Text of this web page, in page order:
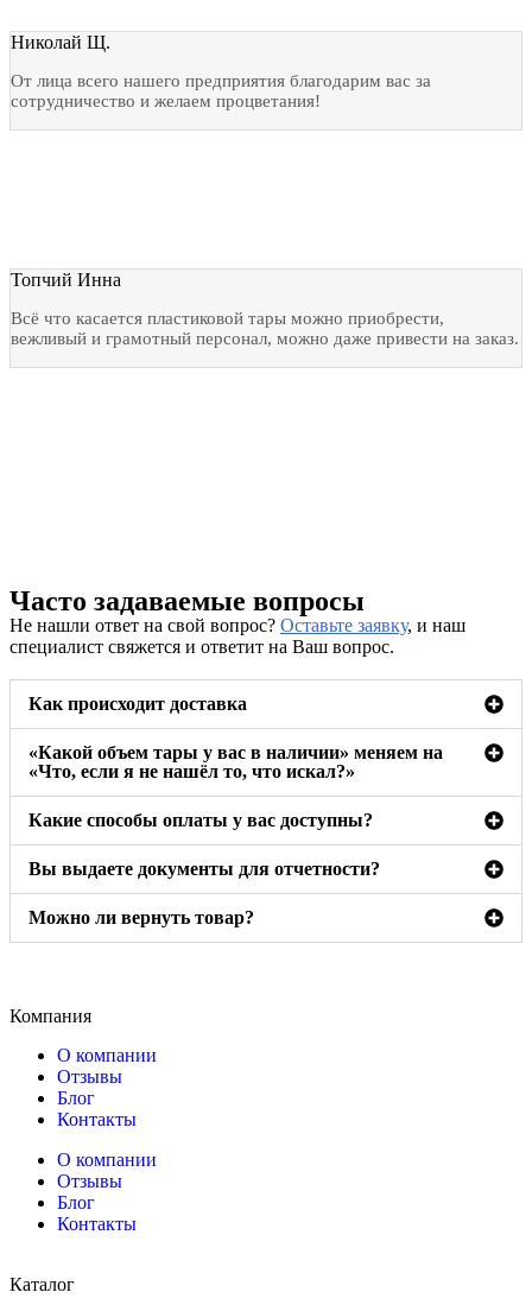
Николай Щ.
От лица всего нашего предприятия благодарим вас за
сотрудничество и желаем процветания!
Топчий Инна
Всё что касается пластиковой тары можно приобрести,
вежливый и грамотный персонал, можно даже привести на заказ.
Часто задаваемые вопросы
Не нашли ответ на свой вопрос? Оставьте заявку, и наш
специалист свяжется и ответит на Ваш вопрос.
Как происходит доставка
«Какой объем тары у вас в наличии» меняем на
«Что, если я не нашёл то, что искал?»
Какие способы оплаты у вас доступны?
Вы выдаете документы для отчетности?
Можно ли вернуть товар?
Компания
О компании
Отзывы
Блог
Контакты
О компании
Отзывы
Блог
Контакты
Каталог